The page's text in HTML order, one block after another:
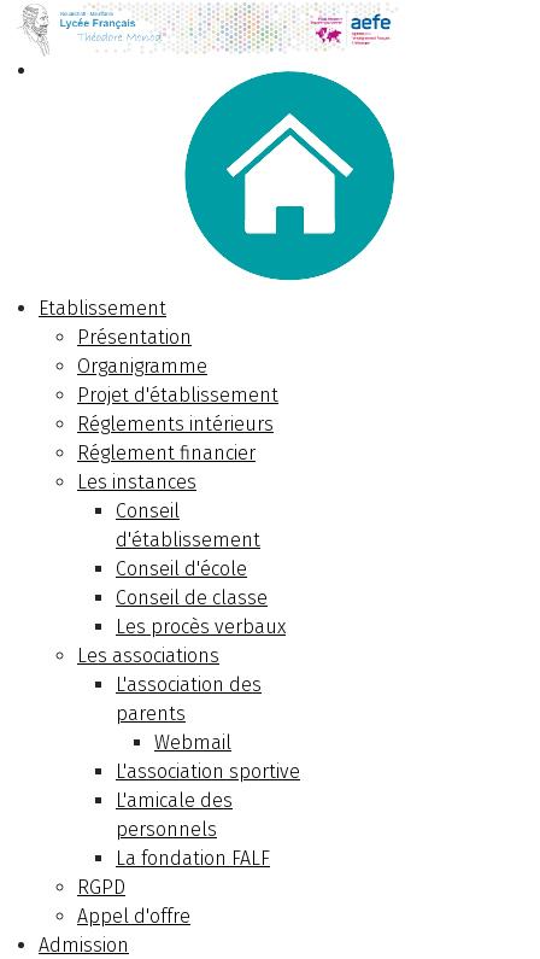
Etablissement
Présentation
Organigramme
Projet d'établissement
Réglements intérieurs
Réglement financier
Les instances
Conseil
d'établissement
Conseil d'école
Conseil de classe
Les procès verbaux
Les associations
L'association des
parents
Webmail
L'association sportive
L'amicale des
personnels
La fondation FALF
RGPD
Appel d'offre
Admission